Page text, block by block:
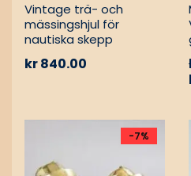
Vintage trä- och
mässingshjul för
nautiska skepp
kr840.00
-7%